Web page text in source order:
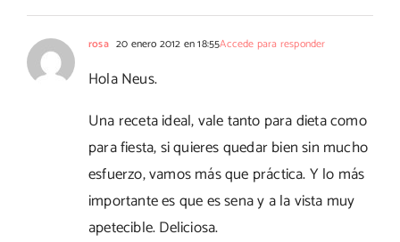
rosa 20 enero 2012 en 18:55Accede para responder
Hola Neus.
Una receta ideal, vale tanto para dieta como
para fiesta, si quieres quedar bien sin mucho
esfuerzo, vamos más que práctica. Y lo más
importante es que es sena y a la vista muy
apetecible. Deliciosa.